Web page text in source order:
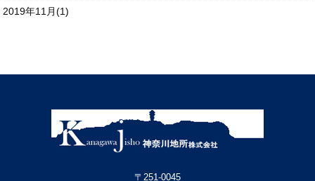
2019年11月(1)
〒251-0045